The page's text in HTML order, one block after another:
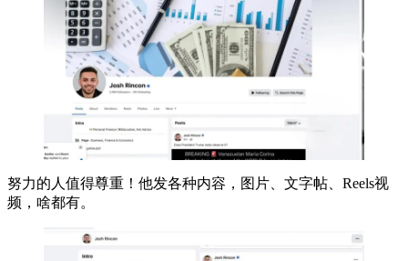
努力的人值得尊重！他发各种内容，图片、文字帖、Reels视
频，啥都有。